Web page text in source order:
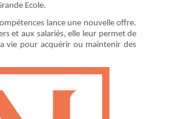
Ecole.
lance une nouvelle offre.
et aux salariés, elle leur permet de
vie pour acquérir ou maintenir des